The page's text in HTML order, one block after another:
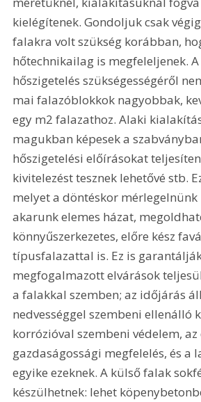
kielégítenek. Gondoljuk csak
falakra volt szükség korábban,
hőtechnikailag is megfeleljenek.
hőszigetelés szükségességéről
mai falazóblokkok nagyobbak,
egy m2 falazathoz. Alaki
magukban képesek a
hőszigetelési előírásokat
kivitelezést tesznek lehetővé stb.
melyet a döntéskor mérlegelnünk
akarunk elemes házat,
könnyűszerkezetes, előre kész
típusfalazattal is. Ez is
megfogalmazott elvárások
a falakkal szemben; az időjárás
nedvességgel szembeni ellenálló
korrózióval szembeni védelem, az
gazdaságossági megfelelés, és a
egyike ezeknek. A külső falak
készülhetnek: lehet